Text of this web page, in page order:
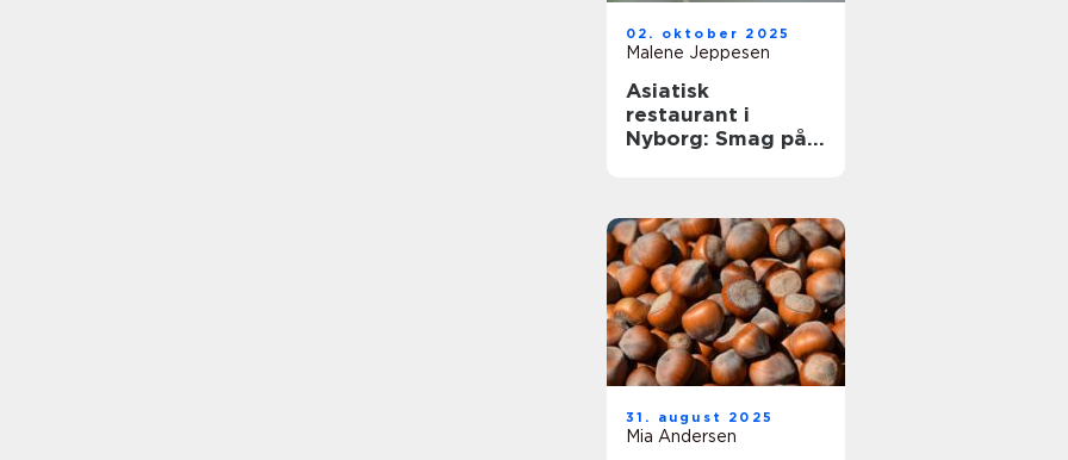
02. oktober 2025
Malene Jeppesen
Asiatisk
restaurant i
Nyborg: Smag på
31. august 2025
Mia Andersen